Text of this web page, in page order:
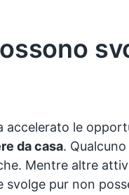
accelerato le
da casa.
Mentre altre
svolge pur non